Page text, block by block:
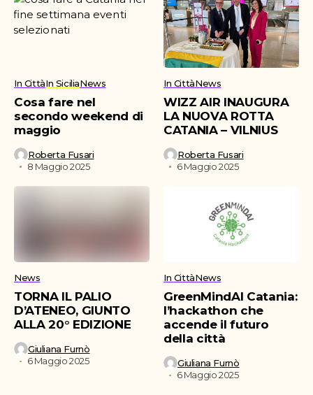
In CittàIn SiciliaNews
Cosa fare nel
secondo weekend di
maggio
Roberta Fusari
8 Maggio 2025
In CittàNews
WIZZ AIR INAUGURA
LA NUOVA ROTTA
CATANIA – VILNIUS
Roberta Fusari
6 Maggio 2025
News
TORNA IL PALIO
D’ATENEO, GIUNTO
ALLA 20° EDIZIONE
Giuliana Furnò
6 Maggio 2025
In CittàNews
GreenMindAI Catania:
l’hackathon che
accende il futuro
della città
Giuliana Furnò
6 Maggio 2025